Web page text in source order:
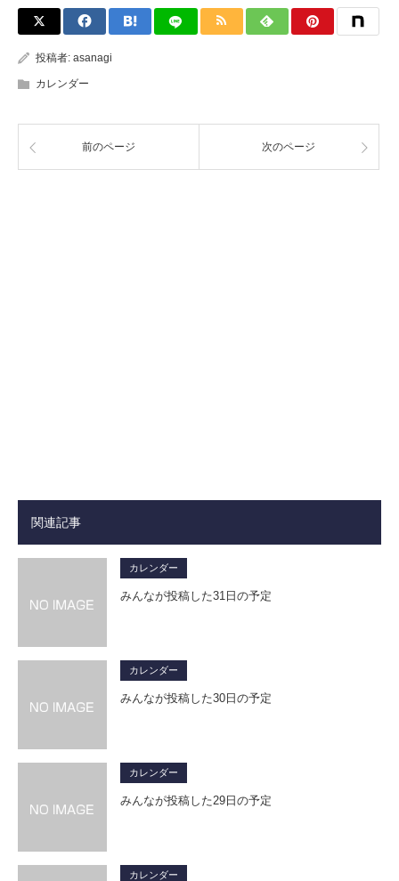
投稿者: asanagi
カレンダー
前のページ 次のページ
関連記事
カレンダー
みんなが投稿した31日の予定
カレンダー
みんなが投稿した30日の予定
カレンダー
みんなが投稿した29日の予定
カレンダー